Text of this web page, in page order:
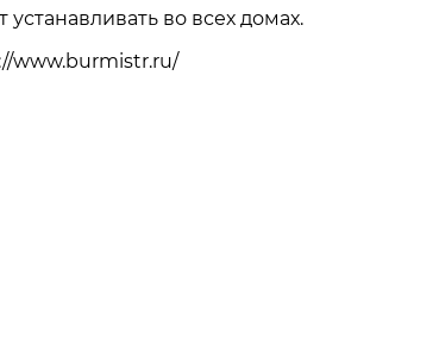
во всех домах.
www.burmistr.ru/